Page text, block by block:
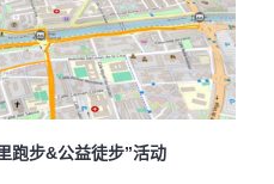
跑步&公益徒步”活动